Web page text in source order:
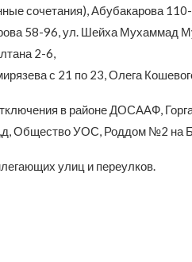
сочетания), Абубакарова
58-96, ул. Шейха Мухаммад
2-6,
с 21 по 23, Олега
в районе ДОСААФ,
Общество УОС, Роддом №2 на
улиц и переулков.